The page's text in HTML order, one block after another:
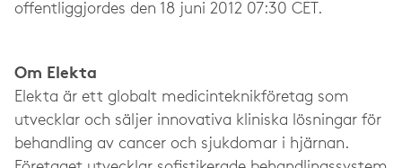
offentliggjordes den 18 juni 2012 07:30 CET.
Om Elekta
Elekta är ett globalt medicinteknikföretag som
utvecklar och säljer innovativa kliniska lösningar för
behandling av cancer och sjukdomar i hjärnan.